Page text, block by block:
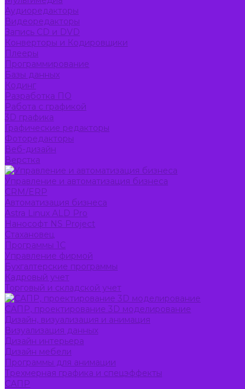
Аудиоредакторы
Видеоредакторы
Запись CD и DVD
Конверторы и Кодировщики
Плееры
Программирование
Базы данных
Кодинг
Разработка ПО
Работа с графикой
3D графика
Графические редакторы
Фоторедакторы
Веб-дизайн
Верстка
Управление и автоматизация бизнеса
CRM/ERP
Автоматизация бизнеса
Astra Linux ALD Pro
Нанософт NS Project
Стахановец
Программы 1С
Управление фирмой
Бухгалтерские программы
Кадровый учет
Торговый и складской учет
САПР, проектирование 3D моделирование
Дизайн, визуализация и анимация
Визуализация данных
Дизайн интерьера
Дизайн мебели
Программы для анимации
Трехмерная графика и спецэффекты
САПР